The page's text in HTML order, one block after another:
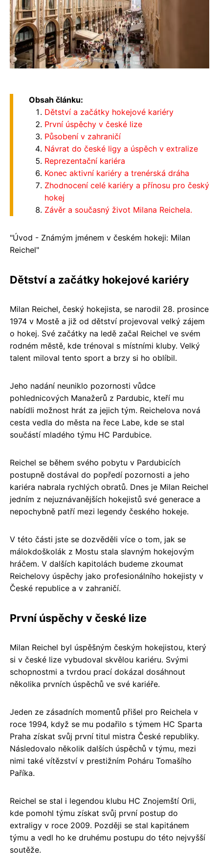
Obsah článku:
Dětství a začátky hokejové kariéry
První úspěchy v české lize
Působení v zahraničí
Návrat do české ligy a úspěch v extralize
Reprezentační kariéra
Konec aktivní kariéry a trenérská dráha
Zhodnocení celé kariéry a přínosu pro český
hokej
Závěr a současný život Milana Reichela.
"Úvod - Známým jménem v českém hokeji: Milan
Reichel"
Dětství a začátky hokejové kariéry
Milan Reichel, český hokejista, se narodil 28. prosince
1974 v Mostě a již od dětství projevoval velký zájem
o hokej. Své začátky na ledě začal Reichel ve svém
rodném městě, kde trénoval s místními kluby. Velký
talent miloval tento sport a brzy si ho oblíbil.
Jeho nadání neuniklo pozornosti vůdce
pohlednicových Manažerů z Pardubic, kteří mu
nabídli možnost hrát za jejich tým. Reichelova nová
cesta vedla do města na řece Labe, kde se stal
součástí mladého týmu HC Pardubice.
Reichel se během svého pobytu v Pardubicích
postupně dostával do popředí pozornosti a jeho
kariéra nabrala rychlých obratů. Dnes je Milan Reichel
jedním z nejuznávanějších hokejistů své generace a
nepochybně patří mezi legendy českého hokeje.
V této části jste se dozvěděli více o tom, jak se
málokdoškolák z Mostu stala slavným hokejovým
hráčem. V dalších kapitolách budeme zkoumat
Reichelovy úspěchy jako profesionálního hokejisty v
České republice a v zahraničí.
První úspěchy v české lize
Milan Reichel byl úspěšným českým hokejistou, který
si v české lize vybudoval skvělou kariéru. Svými
schopnostmi a tvrdou prací dokázal dosáhnout
několika prvních úspěchů ve své kariéře.
Jeden ze zásadních momentů přišel pro Reichela v
roce 1994, když se mu podařilo s týmem HC Sparta
Praha získat svůj první titul mistra České republiky.
Následovalo několik dalších úspěchů v týmu, mezi
nimi také vítězství v prestižním Poháru Tomašího
Paříka.
Reichel se stal i legendou klubu HC Znojemští Orli,
kde pomohl týmu získat svůj první postup do
extraligy v roce 2009. Později se stal kapitánem
týmu a vedl ho ke druhému postupu do této nejvyšší
soutěže.